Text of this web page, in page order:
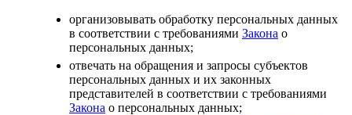
организовывать обработку персональных данных
в соответствии с требованиями Закона о
персональных данных;
отвечать на обращения и запросы субъектов
персональных данных и их законных
представителей в соответствии с требованиями
Закона о персональных данных;